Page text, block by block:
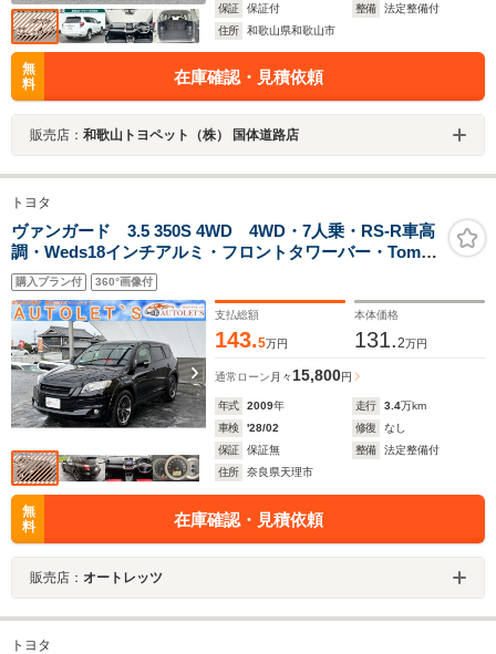
保証
保証付 整備
法定整備付
住所
和歌山県和歌山市
無
料
在庫確認・見積依頼
販売店： 和歌山トヨペット（株） 国体道路店
トヨタ
ヴァンガード 3.5 350S 4WD 4WD・7人乗・RS-R車高
調・Weds18インチアルミ・フロントタワーバー・Tom's
スロコン・純正ナビ・バックカメラ・ETC・クルコン・
エアロ・HID・オートライト・シートカバー・保証付
購入プラン付 360°画像付
支払総額
143.5万円
本体価格
131.2万円
通常ローン 月々15,800円
年式 2009年 走行 3.4万km
車検
'28/02 修復
なし
保証
保証無 整備
法定整備付
住所
奈良県天理市
無
料
在庫確認・見積依頼
販売店： オートレッツ
トヨタ